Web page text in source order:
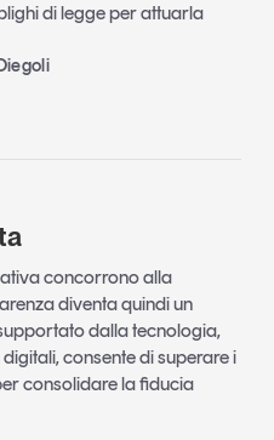
di legge per attuarla
concorrono alla
diventa quindi un
dalla tecnologia,
consente di superare i
consolidare la fiducia